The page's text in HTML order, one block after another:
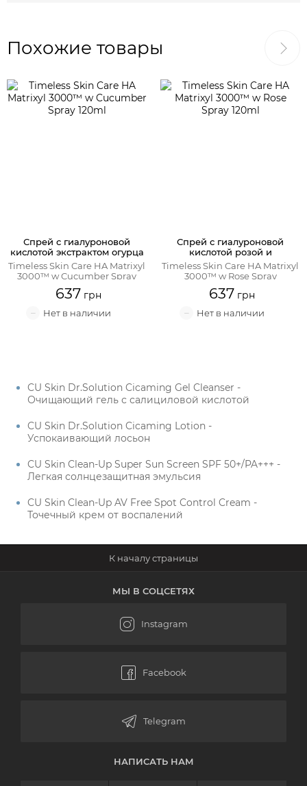
Похожие товары
Спрей с гиалуроновой
кислотой экстрактом огурца
и матриксилом
Timeless Skin Care HA Matrixyl
3000™ w Cucumber Spray
637
Спрей с гиалуроновой
кислотой розой и
матриксилом
Timeless Skin Care HA Matrixyl
3000™ w Rose Spray
637
CU Skin Dr.Solution Cicaming Gel Cleanser -
Очищающий гель с салициловой кислотой
CU Skin Dr.Solution Cicaming Lotion -
Успокаивающий лосьон
CU Skin Clean-Up Super Sun Screen SPF 50+/PA+++ -
Легкая солнцезащитная эмульсия
CU Skin Clean-Up AV Free Spot Control Cream -
Точечный крем от воспалений
МЫ В СОЦСЕТЯХ
НАПИСАТЬ НАМ